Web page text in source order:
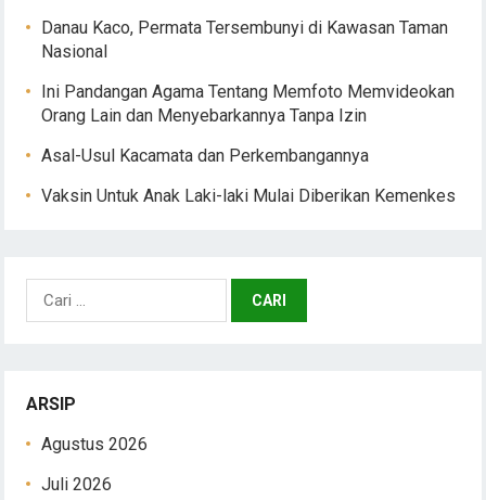
Danau Kaco, Permata Tersembunyi di Kawasan Taman
Nasional
Ini Pandangan Agama Tentang Memfoto Memvideokan
Orang Lain dan Menyebarkannya Tanpa Izin
Asal-Usul Kacamata dan Perkembangannya
Vaksin Untuk Anak Laki-laki Mulai Diberikan Kemenkes
Cari
untuk:
ARSIP
Agustus 2026
Juli 2026